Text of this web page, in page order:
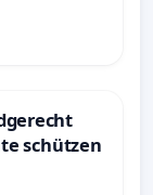
schützen